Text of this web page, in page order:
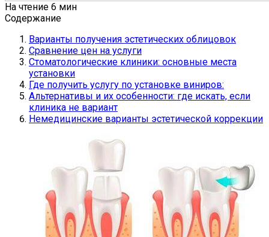
На чтение 6 мин
Содержание
Варианты получения эстетических облицовок
Сравнение цен на услуги
Стоматологические клиники: основные места
установки
Где получить услугу по установке виниров:
Альтернативы и их особенности: где искать, если
клиника не вариант
Немедицинские варианты эстетической коррекции